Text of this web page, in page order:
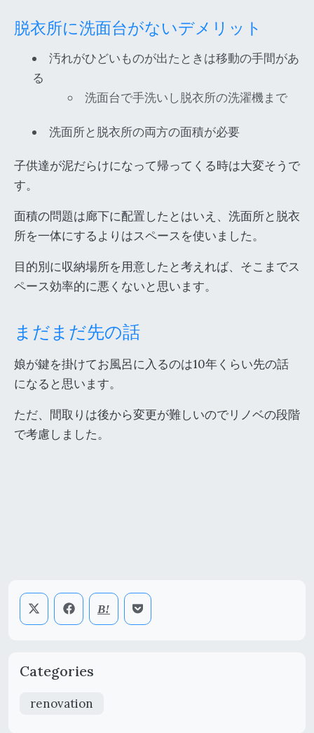
脱衣所に洗面台がないデメリット
汚れがひどいものが出たときは移動の手間があ
る
洗面台で手洗いし脱衣所の洗濯機まで
洗面所と脱衣所の両方の面積が必要
子供達が泥だらけになって帰ってくる時は大変そうで
す。
面積の問題は廊下に配置したとはいえ、洗面所と脱衣
所を一体にするよりはスペースを使いました。
目的別に収納場所を用意したと考えれば、そこまでス
ペース効率的に悪くないと思います。
まだまだ先の話
娘が鍵を掛けてお風呂に入るのは10年くらい先の話
になると思います。
ただ、間取りは後から変更が難しいのでリノベの段階
で考慮しました。
Categories
renovation